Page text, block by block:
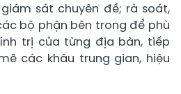
sát chuyên đề; rà soát,
bộ phận bên trong để phù
trị của từng địa bàn, tiếp
các khâu trung gian, hiệu